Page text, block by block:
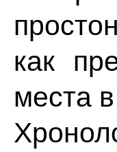
как
места